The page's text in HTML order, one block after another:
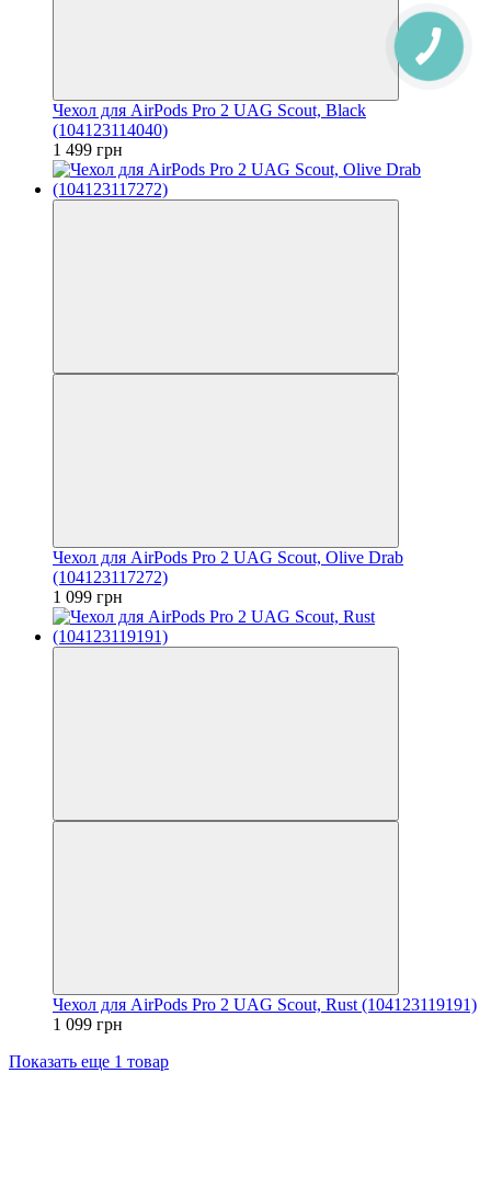
Чехол для AirPods Pro 2 UAG Scout, Black
(104123114040)
1 499 грн
Чехол для AirPods Pro 2 UAG Scout, Olive Drab
(104123117272)
1 099 грн
Чехол для AirPods Pro 2 UAG Scout, Rust (104123119191)
1 099 грн
Показать еще 1 товар